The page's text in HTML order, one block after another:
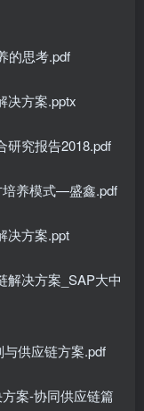
的思考.pdf
决方案.pptx
研究报告2018.pdf
养模式—盛鑫.pdf
决方案.ppt
解决方案_SAP大中
与供应链方案.pdf
方案-协同供应链篇